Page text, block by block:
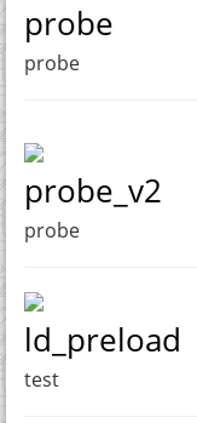
probe
probe
probe_v2
probe
ld_preload
test